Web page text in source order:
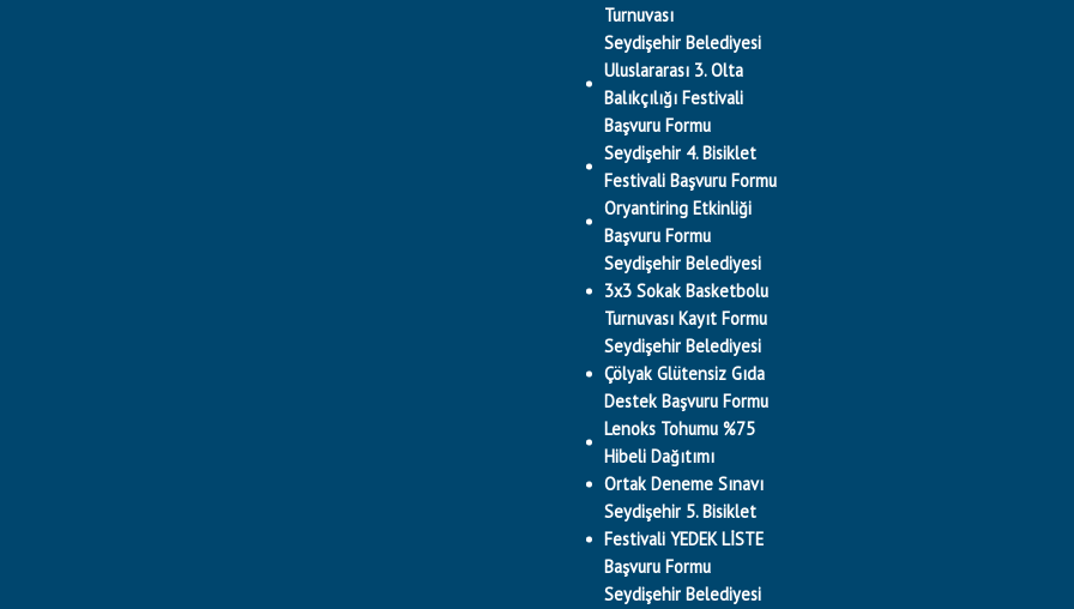
Turnuvası
Seydişehir Belediyesi
Uluslararası 3. Olta
Balıkçılığı Festivali
Başvuru Formu
Seydişehir 4. Bisiklet
Festivali Başvuru Formu
Oryantiring Etkinliği
Başvuru Formu
Seydişehir Belediyesi
3x3 Sokak Basketbolu
Turnuvası Kayıt Formu
Seydişehir Belediyesi
Çölyak Glütensiz Gıda
Destek Başvuru Formu
Lenoks Tohumu %75
Hibeli Dağıtımı
Ortak Deneme Sınavı
Seydişehir 5. Bisiklet
Festivali YEDEK LİSTE
Başvuru Formu
Seydişehir Belediyesi